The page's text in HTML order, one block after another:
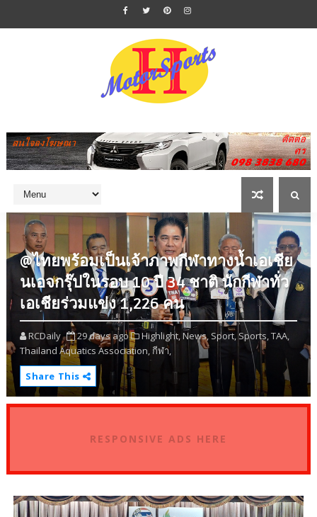
@ไทยพร้อมเป็นเจ้าภาพกีฬาทางน้ำเอเชีย
นเอจกรุ๊ปในรอบ 10 ปี 34 ชาติ นักกีฬาทั่ว
เอเชียร่วมแข่ง 1,226 คน
RCDaily 29 days ago Highlight,News, Sport, Sports,TAA,
Thailand Aquatics Association, กีฬา,
Share This
RESPONSIVE ADS HERE